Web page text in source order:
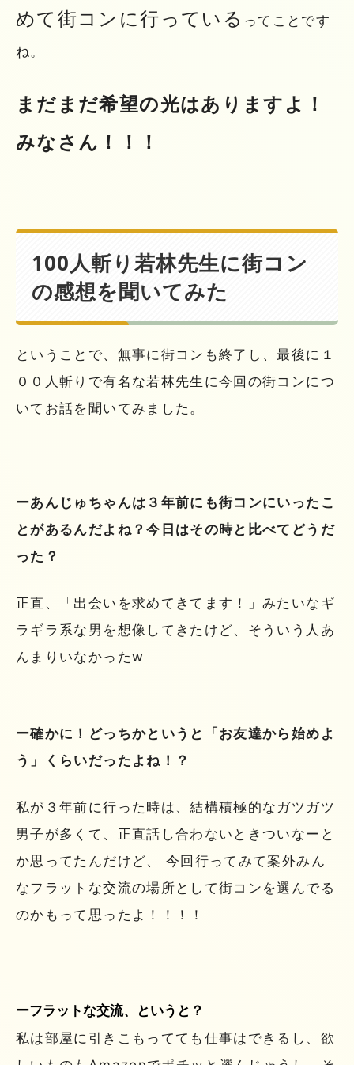
めて街コンに行っている ってことです
ね。
まだまだ希望の光はありますよ！
みなさん！！！
100人斬り若林先生に街コン
の感想を聞いてみた
ということで、無事に街コンも終了し、最後に１
００人斬りで有名な若林先生に今回の街コンにつ
いてお話を聞いてみました。
ーあんじゅちゃんは３年前にも街コンにいったこ
とがあるんだよね？今日はその時と比べてどうだ
った？
正直、「出会いを求めてきてます！」みたいなギ
ラギラ系な男を想像してきたけど、そういう人あ
んまりいなかったw
ー確かに！どっちかというと「お友達から始めよ
う」くらいだったよね！？
私が３年前に行った時は、結構積極的なガツガツ
男子が多くて、正直話し合わないときついなーと
か思ってたんだけど、 今回行ってみて案外みん
なフラットな交流の場所として街コンを選んでる
のかもって思ったよ！！！！
ーフラットな交流、というと？
私は部屋に引きこもってても仕事はできるし、欲